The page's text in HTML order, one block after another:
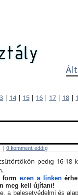
| 14| 15 | 16 | 17 | 18 |
| 0 komment eddig
pedig 16-18
formezen a linken
meg kell újítani!
a balesetvédelmi és